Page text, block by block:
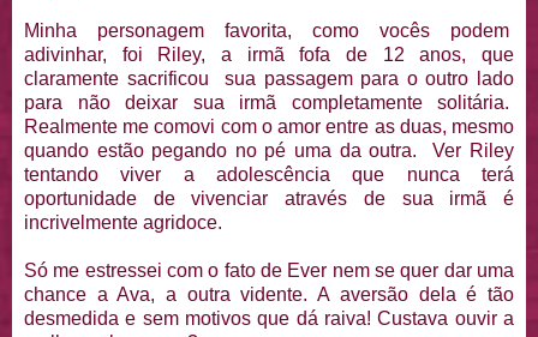
Minha personagem favorita, como vocês podem
adivinhar, foi Riley, a irmã fofa de 12 anos, que
claramente sacrificou sua passagem para o outro lado
para não deixar sua irmã completamente solitária.
Realmente me comovi com o amor entre as duas, mesmo
quando estão pegando no pé uma da outra. Ver Riley
tentando viver a adolescência que nunca terá
oportunidade de vivenciar através de sua irmã é
incrivelmente agridoce.
Só me estressei com o fato de Ever nem se quer dar uma
chance a Ava, a outra vidente. A aversão dela é tão
desmedida e sem motivos que dá raiva! Custava ouvir a